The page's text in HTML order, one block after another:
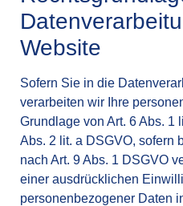
Website
Sofern Sie in die
verarbeiten wir Ihre
Grundlage von Art. 6 Abs. 1
Abs. 2 lit. a DSGVO, sofern
nach Art. 9 Abs. 1 DSGVO
einer ausdrücklichen
personenbezogener Daten